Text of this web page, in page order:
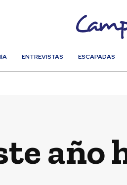
ENTREVISTAS ESCAPADAS
año